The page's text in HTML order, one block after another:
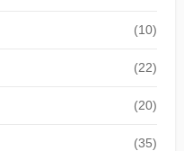
(10)
(22)
(20)
(35)